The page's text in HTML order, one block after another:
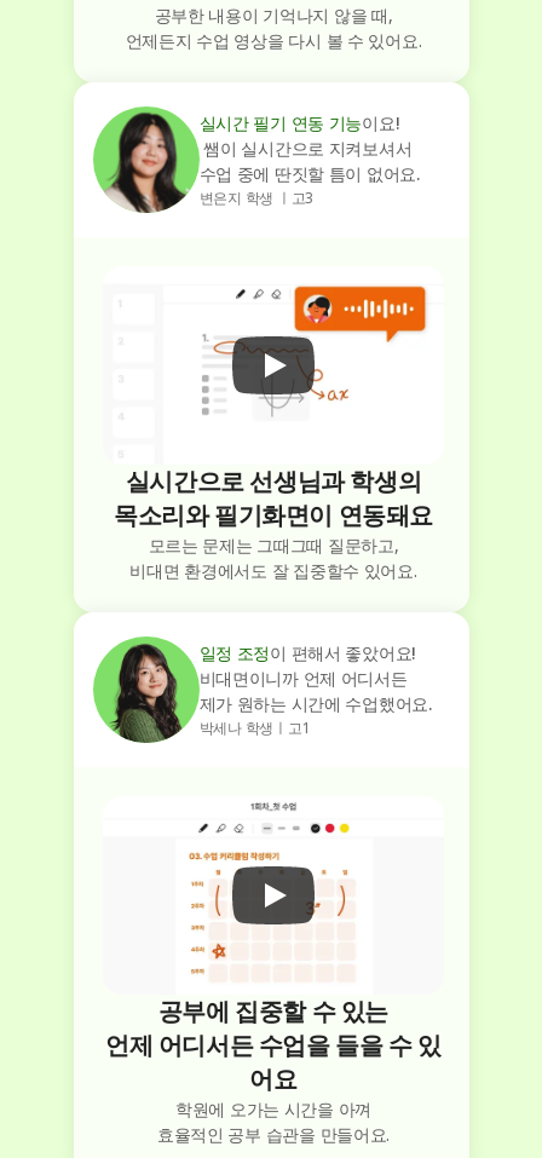
공부한 내용이 기억나지 않을 때,
언제든지 수업 영상을 다시 볼 수 있어요.
실시간 필기 연동 기능이요!
쌤이 실시간으로 지켜보셔서
수업 중에 딴짓할 틈이 없어요.
변은지 학생 ㅣ고3
실시간으로 선생님과 학생의
목소리와 필기화면이 연동돼요
모르는 문제는 그때그때 질문하고,
비대면 환경에서도 잘 집중할수 있어요.
일정 조정이 편해서 좋았어요!
비대면이니까 언제 어디서든
제가 원하는 시간에 수업했어요.
박세나 학생ㅣ고1
공부에 집중할 수 있는
언제 어디서든 수업을 들을 수 있
어요
학원에 오가는 시간을 아껴
효율적인 공부 습관을 만들어요.